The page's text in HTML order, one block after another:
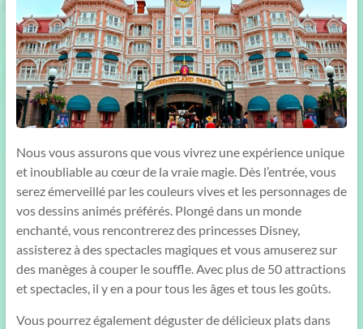
Nous vous assurons que vous vivrez une expérience unique
et inoubliable au cœur de la vraie magie. Dès l’entrée, vous
serez émerveillé par les couleurs vives et les personnages de
vos dessins animés préférés. Plongé dans un monde
enchanté, vous rencontrerez des princesses Disney,
assisterez à des spectacles magiques et vous amuserez sur
des manèges à couper le souffle. Avec plus de 50 attractions
et spectacles, il y en a pour tous les âges et tous les goûts.
Vous pourrez également déguster de délicieux plats dans